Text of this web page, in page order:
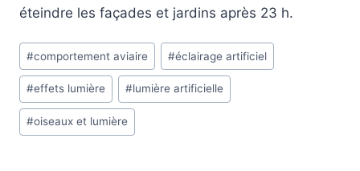
éteindre les façades et jardins après 23 h.
Étiquettes
de
la
publication :
#comportement aviaire #éclairage artificiel
#effets lumière #lumière artificielle
#oiseaux et lumière